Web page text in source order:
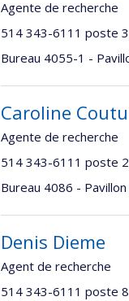
Agente de recherche
514 343-6111 poste
Bureau 4055-1 -
Caroline
Agente de recherche
514 343-6111 poste
Bureau 4086 -
Denis Dieme
Agent de recherche
514 343-6111 poste